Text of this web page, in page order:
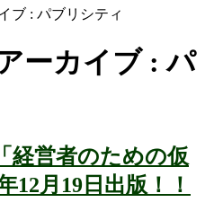
ブ : パブリシティ
ーカイブ : パ
「経営者のための仮
12月19日出版！！